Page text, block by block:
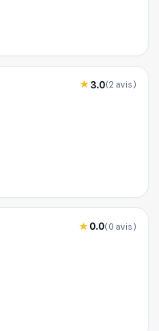
3.0(2 avis)
0.0(0 avis)